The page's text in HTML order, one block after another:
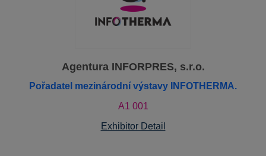
Agentura INFORPRES, s.r.o.
Pořadatel mezinárodní výstavy INFOTHERMA.
A1 001
Exhibitor Detail